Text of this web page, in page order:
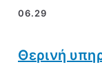
06.29
Θερινή